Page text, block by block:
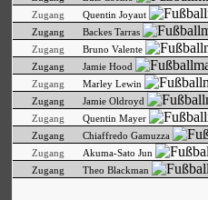
Zugang
Quentin Joyaut
Zugang
Backes Tarras
Zugang
Bruno Valente
Zugang
Jamie Hood
Zugang
Marley Lewin
Zugang
Jamie Oldroyd
Zugang
Quentin Mayer
Zugang
Chiaffredo Gamuzza
Zugang
Akuma-Sato Jun
Zugang
Theo Blackman